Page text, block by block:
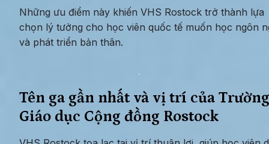
Những ưu điểm này khiến VHS Rostock trở thành lựa
chọn lý tưởng cho học viên quốc tế muốn học ngôn
và phát triển bản thân.
Tên ga gần nhất và vị trí của Trường
Giáo dục Cộng đồng Rostock